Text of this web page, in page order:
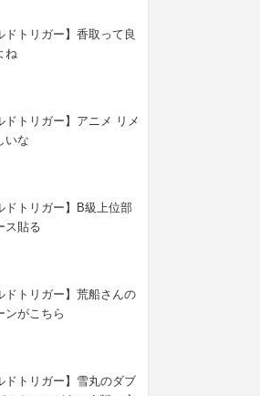
ドトリガー】香取って良
ね
ドトリガー】アニメ リメ
いな
ドトリガー】B級上位部
ス貼る
ドトリガー】荒船さんの
ンがこちら
ドトリガー】雪丸のダブ